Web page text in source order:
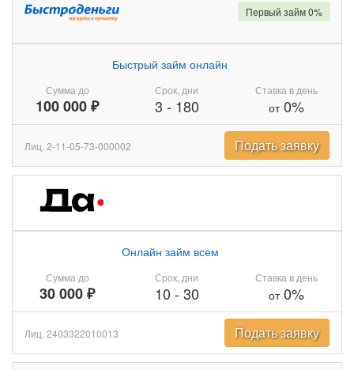
Сумма до
100 000 ₽
Быстрый займ онлайн
Срок, дни
3 - 180
Ставка в день
от0%
Первый займ 0%
Лиц. 2-11-05-73-000002 Подать заявку
Сумма до
30 000 ₽
Онлайн займ всем
Срок, дни
10 - 30
Ставка в день
от0%
Лиц. 2403322010013 Подать заявку